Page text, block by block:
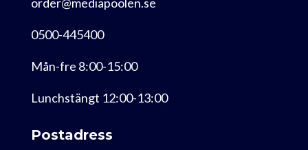
0500-445400
Mån-fre 8:00-15:00
Lunchstängt 12:00-13:00
Postadress